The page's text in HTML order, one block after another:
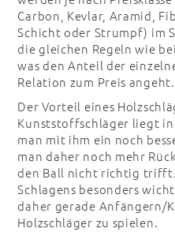
Carbon, Kevlar, Aramid,
Schicht oder Strumpf) im
die gleichen Regeln wie
was den Anteil der
Relation zum Preis angeht.
Der Vorteil eines
Kunststoffschläger liegt
man mit ihm ein noch
man daher noch mehr
den Ball nicht richtig trifft.
Schlagens besonders
daher gerade Anfängern/
Holzschläger zu spielen.